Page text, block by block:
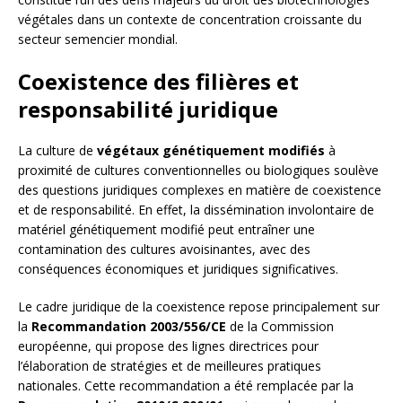
végétales dans un contexte de concentration croissante du
secteur semencier mondial.
Coexistence des filières et
responsabilité juridique
La culture de végétaux génétiquement modifiés à
proximité de cultures conventionnelles ou biologiques soulève
des questions juridiques complexes en matière de coexistence
et de responsabilité. En effet, la dissémination involontaire de
matériel génétiquement modifié peut entraîner une
contamination des cultures avoisinantes, avec des
conséquences économiques et juridiques significatives.
Le cadre juridique de la coexistence repose principalement sur
la Recommandation 2003/556/CE de la Commission
européenne, qui propose des lignes directrices pour
l’élaboration de stratégies et de meilleures pratiques
nationales. Cette recommandation a été remplacée par la